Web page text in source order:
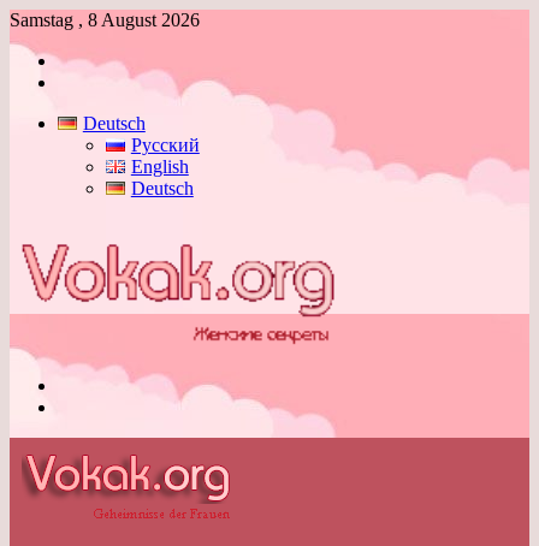
Samstag , 8 August 2026
Anmelden
Deutsch
Русский
English
Deutsch